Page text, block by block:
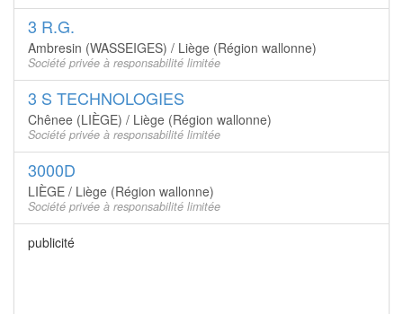
3 R.G.
Ambresin (WASSEIGES) / Liège (Région wallonne)
Société privée à responsabilité limitée
3 S TECHNOLOGIES
Chênee (LIÈGE) / Liège (Région wallonne)
Société privée à responsabilité limitée
3000D
LIÈGE / Liège (Région wallonne)
Société privée à responsabilité limitée
publicité